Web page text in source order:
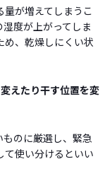
が増えてしまうこ
度が上がってしま
め、乾燥しにくい状
えたり干す位置を変
のに厳選し、緊急
て使い分けるといい